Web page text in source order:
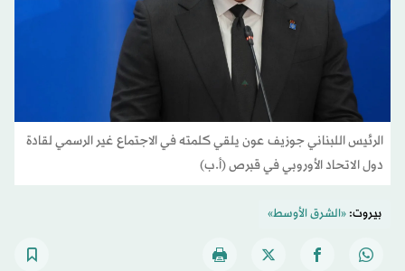
الرئيس اللبناني جوزيف عون يلقي كلمته في الاجتماع غير الرسمي لقادة
دول الاتحاد الأوروبي في قبرص (أ.ب)
بيروت:«الشرق الأوسط»